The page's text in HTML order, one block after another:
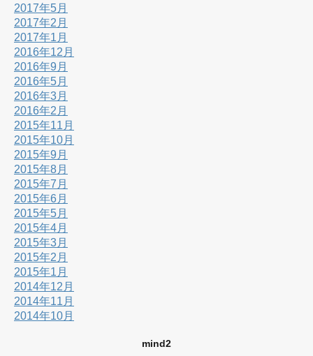
2017年5月
2017年2月
2017年1月
2016年12月
2016年9月
2016年5月
2016年3月
2016年2月
2015年11月
2015年10月
2015年9月
2015年8月
2015年7月
2015年6月
2015年5月
2015年4月
2015年3月
2015年2月
2015年1月
2014年12月
2014年11月
2014年10月
mind2